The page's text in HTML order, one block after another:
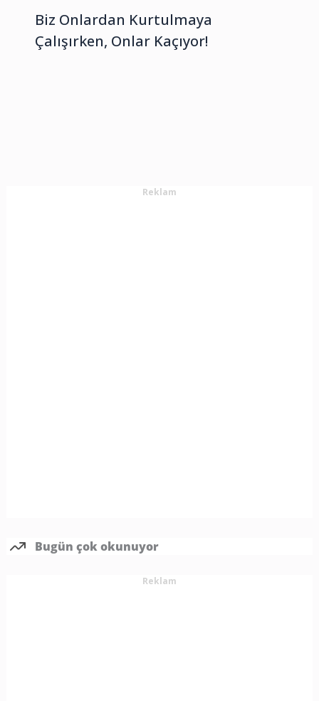
Biz Onlardan Kurtulmaya
Çalışırken, Onlar Kaçıyor!
Reklam
Bugün çok okunuyor
Reklam